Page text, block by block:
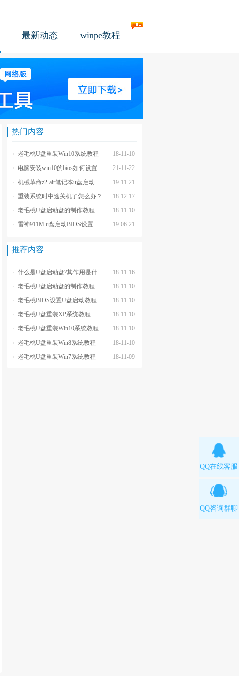
最新动态 winpe教程
热门内容
18-11-10
老毛桃U盘重装Win10系统教程
21-11-22
电脑安装win10的bios如何设置u盘图文教程
19-11-21
机械革命z2-air笔记本u盘启动BIOS设置教程
18-12-17
重装系统时中途关机了怎么办？
18-11-10
老毛桃U盘启动盘的制作教程
19-06-21
雷神911M u盘启动BIOS设置教程
推荐内容
18-11-16
什么是U盘启动盘?其作用是什么?
18-11-10
老毛桃U盘启动盘的制作教程
18-11-10
老毛桃BIOS设置U盘启动教程
18-11-10
老毛桃U盘重装XP系统教程
18-11-10
老毛桃U盘重装Win10系统教程
18-11-10
老毛桃U盘重装Win8系统教程
18-11-09
老毛桃U盘重装Win7系统教程
QQ在线客服
QQ咨询群聊